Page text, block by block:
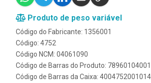
Produto de peso variável
Código do Fabricante: 1356001
Código: 4752
Código NCM: 04061090
Código de Barras do Produto:
Código de Barras da Caixa: 4004752001014